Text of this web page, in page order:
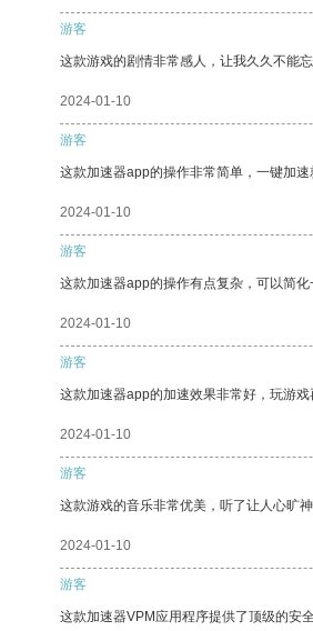
游客
这款游戏的剧情非常感人，让我久久不能忘
2024-01-10
游客
这款加速器app的操作非常简单，一键加速
2024-01-10
游客
这款加速器app的操作有点复杂，可以简化
2024-01-10
游客
这款加速器app的加速效果非常好，玩游
2024-01-10
游客
这款游戏的音乐非常优美，听了让人心旷神
2024-01-10
游客
这款加速器VPM应用程序提供了顶级的安